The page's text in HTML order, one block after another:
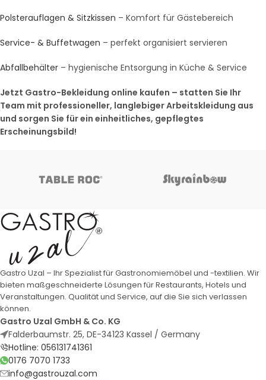
Polsterauflagen & Sitzkissen – Komfort für Gästebereich
Service- & Buffetwagen – perfekt organisiert servieren
Abfallbehälter – hygienische Entsorgung in Küche & Service
Jetzt Gastro-Bekleidung online kaufen – statten Sie Ihr
Team mit professioneller, langlebiger Arbeitskleidung aus
und sorgen Sie für ein einheitliches, gepflegtes
Erscheinungsbild!
Gastro Uzal – Ihr Spezialist für Gastronomiemöbel und -textilien. Wir
bieten maßgeschneiderte Lösungen für Restaurants, Hotels und
Veranstaltungen. Qualität und Service, auf die Sie sich verlassen
können.
Gastro Uzal GmbH & Co. KG
Falderbaumstr. 25, DE-34123 Kassel / Germany
Hotline: 056131741361
0176 7070 1733
info@gastrouzal.com